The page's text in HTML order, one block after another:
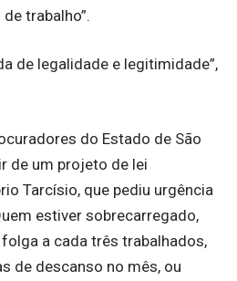
trabalho”.
de legalidade e legitimidade”,
do Estado de São
de um projeto de lei
Tarcísio, que pediu urgência
estiver sobrecarregado,
a cada três trabalhados,
de descanso no mês, ou